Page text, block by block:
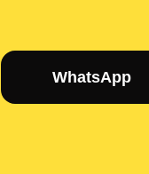
WhatsApp